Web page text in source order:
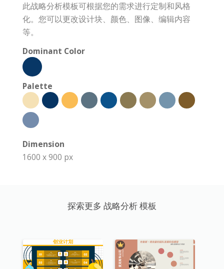
此战略分析模板可根据您的需求进行定制和风格
化。您可以更改设计块、颜色、图像、编辑内容
等。
Dominant Color
Palette
Dimension
1600 x 900 px
探索更多 战略分析 模板